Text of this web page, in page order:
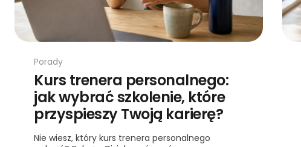
Porady
Kurs trenera personalnego:
jak wybrać szkolenie, które
przyspieszy Twoją karierę?
Nie wiesz, który kurs trenera personalnego